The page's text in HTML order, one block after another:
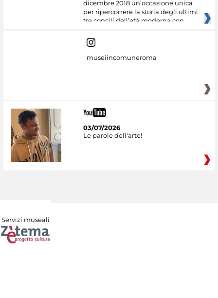
dicembre 2018 un’occasione unica
per ripercorrere la storia degli ultimi
tre concili dell’età moderna con
museiincomuneroma
03/07/2026
Le parole dell'arte!
Servizi museali